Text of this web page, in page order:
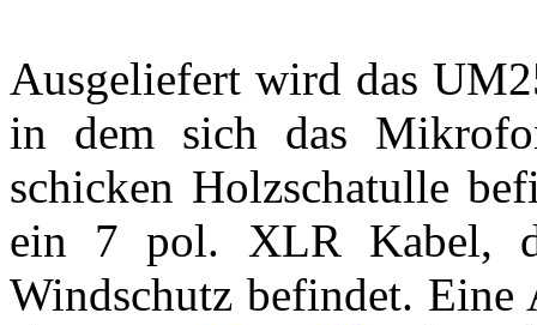
Ausgeliefert wird das
in dem sich das
schicken Holzschatulle
ein 7 pol. XLR Kabel,
Windschutz befindet.